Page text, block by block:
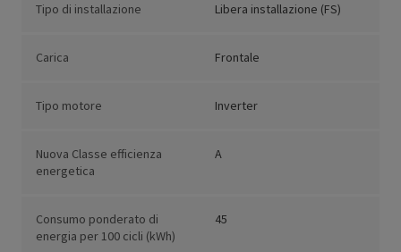
Tipo di installazione Libera installazione (FS)
Carica Frontale
Tipo motore Inverter
Nuova Classe efficienza
energetica
A
Consumo ponderato di
energia per 100 cicli (kWh)
45